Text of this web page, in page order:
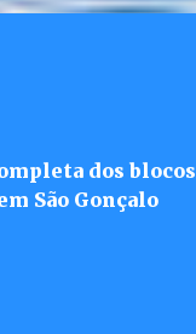
dos blocos
São Gonçalo